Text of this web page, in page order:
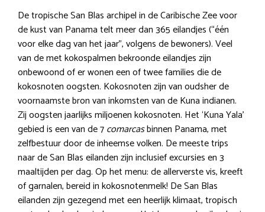
De tropische San Blas archipel in de Caribische Zee voor
de kust van Panama telt meer dan 365 eilandjes (“één
voor elke dag van het jaar”, volgens de bewoners). Veel
van de met kokospalmen bekroonde eilandjes zijn
onbewoond of er wonen een of twee families die de
kokosnoten oogsten. Kokosnoten zijn van oudsher de
voornaamste bron van inkomsten van de Kuna indianen.
Zij oogsten jaarlijks miljoenen kokosnoten. Het ‘Kuna Yala’
gebied is een van de 7comarcasbinnen Panama, met
zelfbestuur door de inheemse volken. De meeste trips
naar de San Blas eilanden zijn inclusief excursies en 3
maaltijden per dag. Op het menu: de allerverste vis, kreeft
of garnalen, bereid in kokosnotenmelk! De San Blas
eilanden zijn gezegend met een heerlijk klimaat, tropisch